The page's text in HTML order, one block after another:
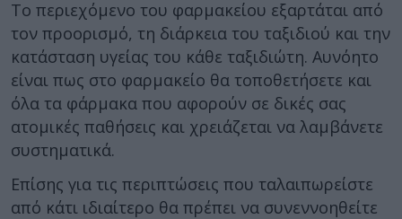
Το περιεχόμενο του φαρμακείου εξαρτάται από
τον προορισμό, τη διάρκεια του ταξιδιού και την
κατάσταση υγείας του κάθε ταξιδιώτη. Αυνόητο
είναι πως στο φαρμακείο θα τοποθετήσετε και
όλα τα φάρμακα που αφορούν σε δικές σας
ατομικές παθήσεις και χρειάζεται να λαμβάνετε
συστηματικά.
Επίσης για τις περιπτώσεις που ταλαιπωρείστε
από κάτι ιδιαίτερο θα πρέπει να συνεννοηθείτε